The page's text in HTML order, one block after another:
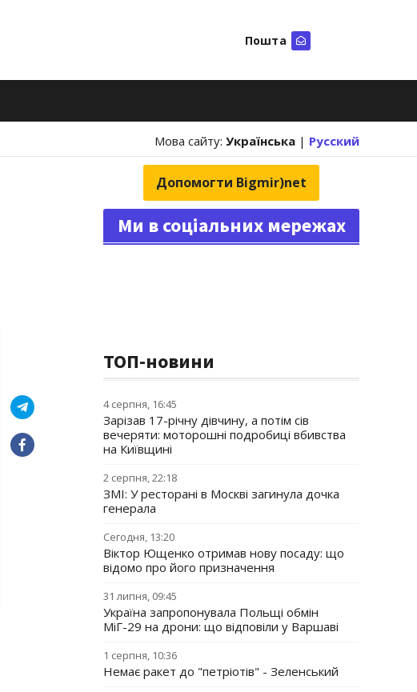
Пошта
Мова сайту: Українська | Русский
Допомогти Bigmir)net
Ми в соціальних мережах
ТОП-новини
4 серпня, 16:45
Зарізав 17-річну дівчину, а потім сів
вечеряти: моторошні подробиці вбивства
на Київщині
2 серпня, 22:18
ЗМІ: У ресторані в Москві загинула дочка
генерала
Сегодня, 13:20
Віктор Ющенко отримав нову посаду: що
відомо про його призначення
31 липня, 09:45
Україна запропонувала Польщі обмін
МіГ-29 на дрони: що відповіли у Варшаві
1 серпня, 10:36
Немає ракет до "петріотів" - Зеленський